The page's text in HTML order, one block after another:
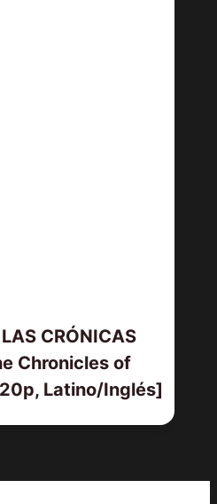
CRÓNICAS
Chronicles of
Latino/Inglés]